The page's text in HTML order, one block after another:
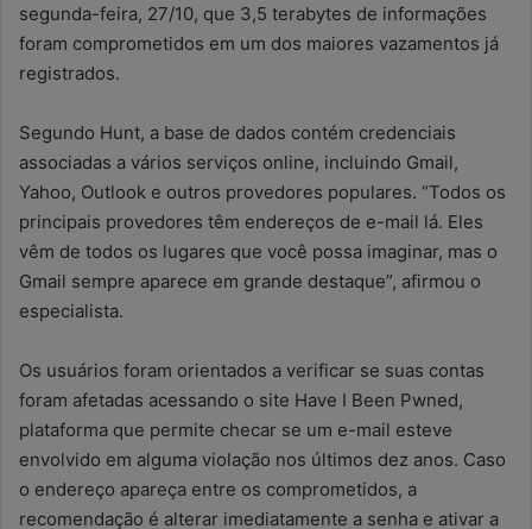
segunda-feira, 27/10, que 3,5 terabytes de informações
foram comprometidos em um dos maiores vazamentos já
registrados.
Segundo Hunt, a base de dados contém credenciais
associadas a vários serviços online, incluindo Gmail,
Yahoo, Outlook e outros provedores populares. “Todos os
principais provedores têm endereços de e-mail lá. Eles
vêm de todos os lugares que você possa imaginar, mas o
Gmail sempre aparece em grande destaque”, afirmou o
especialista.
Os usuários foram orientados a verificar se suas contas
foram afetadas acessando o site Have I Been Pwned,
plataforma que permite checar se um e-mail esteve
envolvido em alguma violação nos últimos dez anos. Caso
o endereço apareça entre os comprometidos, a
recomendação é alterar imediatamente a senha e ativar a